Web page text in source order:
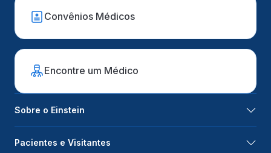
Convênios Médicos
Encontre um Médico
Sobre o Einstein
Pacientes e Visitantes